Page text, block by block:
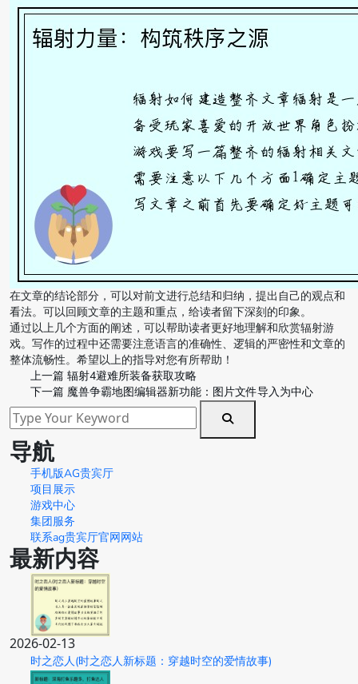
在文章的结论部分，可以对前文进行总结和归纳，提出自己的观点和
看法。可以回顾文章的主题和重点，给读者留下深刻的印象。
通过以上几个方面的阐述，可以帮助读者更好地理解和欣赏辐射游
戏。写作的过程中还需要注意语言的准确性、逻辑的严密性和文章的
整体流畅性。希望以上的指导对您有所帮助！
上一篇 辐射4避难所装备获取攻略
下一篇 魔兽争霸地图编辑器新功能：图片文件导入为中心
导航
手机版AG贵宾厅
项目展示
游戏中心
集团服务
联系ag贵宾厅官网网站
最新内容
2026-02-13
时之恋人(时之恋人新标题：穿越时空的爱情故事)